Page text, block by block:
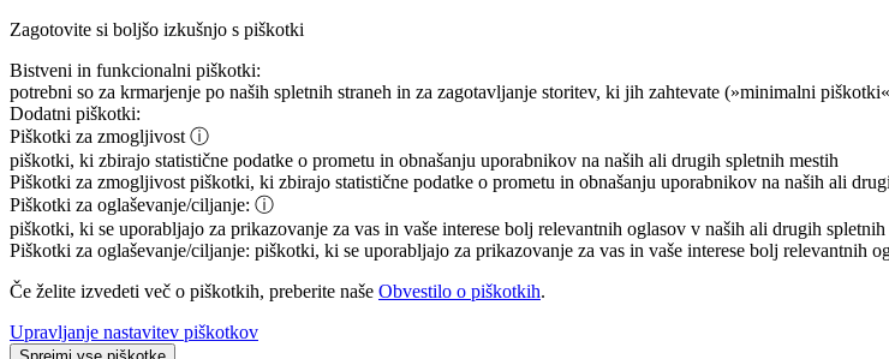
Zagotovite si boljšo izkušnjo s piškotki
Bistveni in funkcionalni piškotki:
potrebni so za krmarjenje po naših spletnih straneh in za zagotavljanje storitev, ki jih zahtevate (»minimalni
Dodatni piškotki:
Piškotki za zmogljivost ⓘ
piškotki, ki zbirajo statistične podatke o prometu in obnašanju uporabnikov na naših ali drugih spletnih mestih
Piškotki za zmogljivost piškotki, ki zbirajo statistične podatke o prometu in obnašanju uporabnikov na naših ali
Piškotki za oglaševanje/ciljanje: ⓘ
piškotki, ki se uporabljajo za prikazovanje za vas in vaše interese bolj relevantnih oglasov v naših ali drugih
Piškotki za oglaševanje/ciljanje: piškotki, ki se uporabljajo za prikazovanje za vas in vaše interese bolj relevantnih
Če želite izvedeti več o piškotkih, preberite naše Obvestilo o piškotkih.
Upravljanje nastavitev piškotkov